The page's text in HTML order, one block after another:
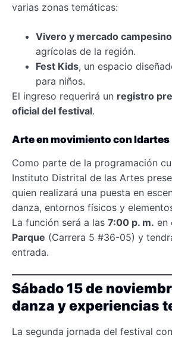
varias zonas temáticas:
Vivero y mercado campesino
agrícolas de la región.
Fest Kids, un espacio
para niños.
El ingreso requerirá un registro
oficial del festival.
Arte en movimiento con Idartes
Como parte de la programación
Instituto Distrital de las Artes
quien realizará una puesta en
danza, entornos físicos y
La función será a las 7:00 p. m. en
Parque (Carrera 5 #36-05) y
entrada.
Sábado 15 de
danza y experiencias
La segunda jornada del festival